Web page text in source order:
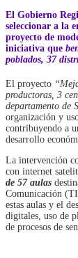
El Gobierno
seleccionar a la
proyecto de
iniciativa que
poblados, 37
El proyecto
productoras, 3
departamento de
organización y
contribuyendo a
desarrollo
La intervención
con internet
de 57 aulas
Comunicación
estas aulas y el
digitales, uso de
de procesos de